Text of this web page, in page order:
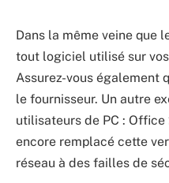
Dans la même veine que
tout logiciel utilisé sur
Assurez-vous également
le fournisseur. Un autre
utilisateurs de PC : Office
encore remplacé cette
réseau à des failles de